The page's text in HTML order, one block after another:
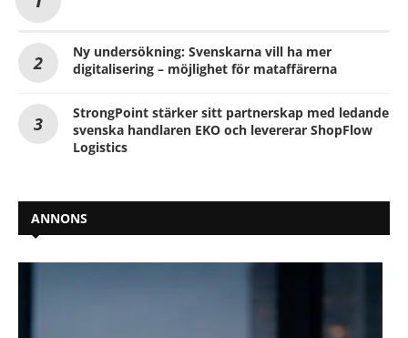
Ny undersökning: Svenskarna vill ha mer
digitalisering – möjlighet för mataffärerna
StrongPoint stärker sitt partnerskap med ledande
svenska handlaren EKO och levererar ShopFlow
Logistics
ANNONS